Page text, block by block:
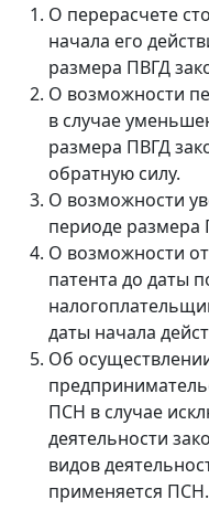
О перерасчете
начала его
размера ПВГД
О возможности
в случае
размера ПВГД
обратную силу.
О возможности
периоде размера
О возможности
патента до даты
даты начала
Об
ПСН в случае
деятельности
видов
применяется ПСН.